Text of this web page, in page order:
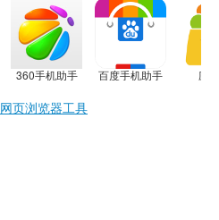
360手机助手 百度手机助手 应
网页浏览器工具